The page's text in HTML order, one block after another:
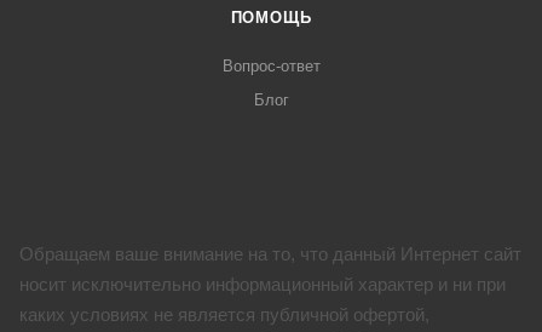
ПОМОЩЬ
Вопрос-ответ
Блог
Обращаем ваше внимание на то, что данный Интернет сайт
носит исключительно информационный характер и ни при
каких условиях не является публичной офертой,